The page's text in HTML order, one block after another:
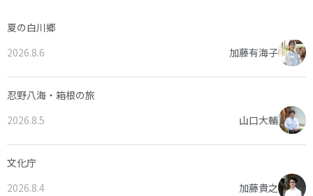
夏の白川郷
2026.8.6
加藤有海子
忍野八海・箱根の旅
2026.8.5
山口大輔
文化庁
2026.8.4
加藤貴之